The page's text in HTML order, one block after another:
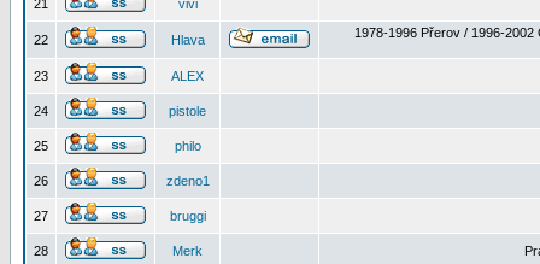
21 vivi
22 Hlava 1978-1996 Přerov / 1996-2002
23 ALEX
24 pistole
25 philo
26 zdeno1
27 bruggi
28 Merk